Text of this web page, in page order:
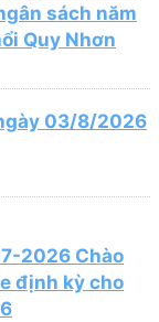
sách năm
Quy Nhơn
03/8/2026
2026 Chào
định kỳ cho